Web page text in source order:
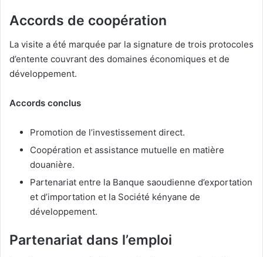
Accords de coopération
La visite a été marquée par la signature de trois protocoles
d’entente couvrant des domaines économiques et de
développement.
Accords conclus
Promotion de l’investissement direct.
Coopération et assistance mutuelle en matière
douanière.
Partenariat entre la Banque saoudienne d’exportation
et d’importation et la Société kényane de
développement.
Partenariat dans l’emploi